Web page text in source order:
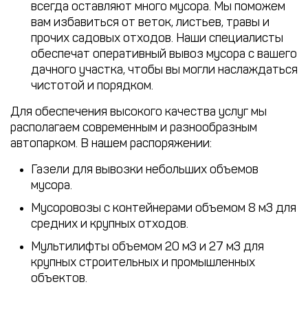
всегда оставляют много мусора. Мы поможем
вам избавиться от веток, листьев, травы и
прочих садовых отходов. Наши специалисты
обеспечат оперативный вывоз мусора с вашего
дачного участка, чтобы вы могли наслаждаться
чистотой и порядком.
Для обеспечения высокого качества услуг мы
располагаем современным и разнообразным
автопарком. В нашем распоряжении:
Газели для вывозки небольших объемов
мусора.
Мусоровозы с контейнерами объемом 8 м3 для
средних и крупных отходов.
Мультилифты объемом 20 м3 и 27 м3 для
крупных строительных и промышленных
объектов.